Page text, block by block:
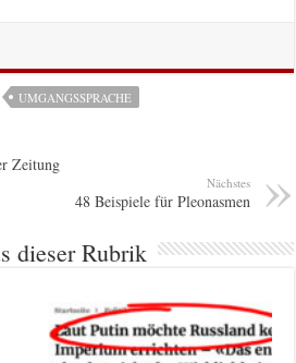
UMGANGSSPRACHE
Zeitung
Nächstes
48 Beispiele für Pleonasmen
dieser Rubrik